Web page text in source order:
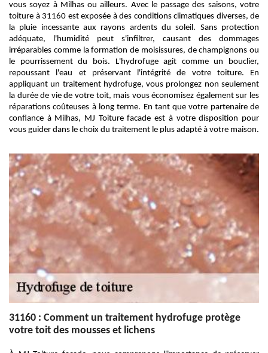
vous soyez à Milhas ou ailleurs. Avec le passage des saisons, votre
toiture à 31160 est exposée à des conditions climatiques diverses, de
la pluie incessante aux rayons ardents du soleil. Sans protection
adéquate, l'humidité peut s'infiltrer, causant des dommages
irréparables comme la formation de moisissures, de champignons ou
le pourrissement du bois. L'hydrofuge agit comme un bouclier,
repoussant l'eau et préservant l'intégrité de votre toiture. En
appliquant un traitement hydrofuge, vous prolongez non seulement
la durée de vie de votre toit, mais vous économisez également sur les
réparations coûteuses à long terme. En tant que votre partenaire de
confiance à Milhas, MJ Toiture facade est à votre disposition pour
vous guider dans le choix du traitement le plus adapté à votre maison.
31160 : Comment un traitement hydrofuge protège
votre toit des mousses et lichens